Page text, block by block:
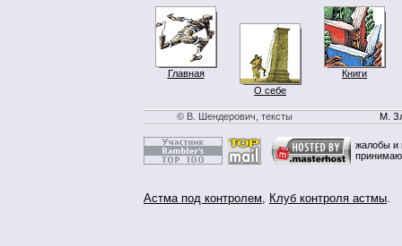
Главная
О себе
Книги
© В. Шендерович, тексты М.
жалобы и
Астма под контролем, Клуб контроля астмы.